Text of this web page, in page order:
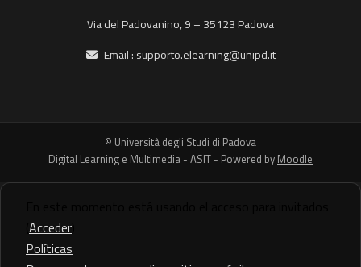
Via del Padovanino, 9 – 35123 Padova
Email : supporto.elearning@unipd.it
© Università degli Studi di Padova
Digital Learning e Multimedia - ASIT - Powered by Moodle
Acceder
Políticas